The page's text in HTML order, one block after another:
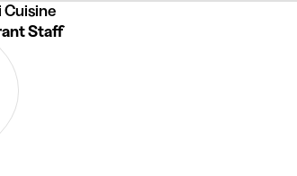
Cuisine
Staff